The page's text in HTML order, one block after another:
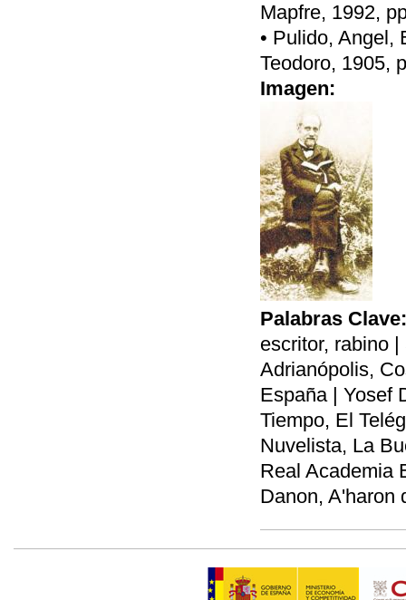
Mapfre, 1992,
• Pulido, Angel,
Teodoro, 1905,
Imagen:
Palabras Clave:
escritor, rabino
Adrianópolis,
España | Yosef
Tiempo, El
Nuvelista, La
Real Academia
Danon, A'haron